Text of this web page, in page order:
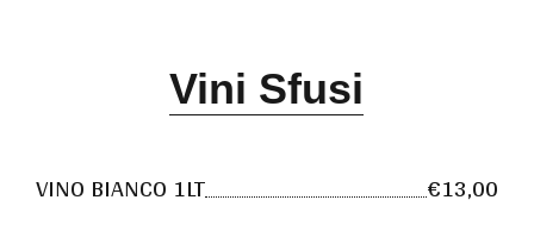
Vini Sfusi
VINO BIANCO 1LT €13,00